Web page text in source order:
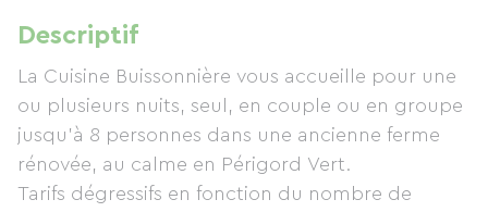
Descriptif
La Cuisine Buissonnière vous accueille pour une
ou plusieurs nuits, seul, en couple ou en groupe
jusqu'à 8 personnes dans une ancienne ferme
rénovée, au calme en Périgord Vert.
Tarifs dégressifs en fonction du nombre de